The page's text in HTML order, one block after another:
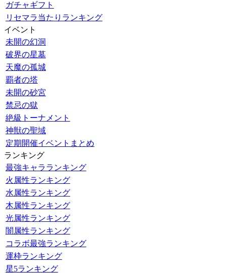
ガチャギフト
リセマラ当たりランキング
イベント
未開の幻洞
破界の星墓
天魔の孤城
覇者の塔
未開の砂宮
禁忌の獄
絶級トーナメント
神獣の聖域
定期開催イベントまとめ
ランキング
最強キャラランキング
火属性ランキング
水属性ランキング
木属性ランキング
光属性ランキング
闇属性ランキング
コラボ最強ランキング
運枠ランキング
星5ランキング